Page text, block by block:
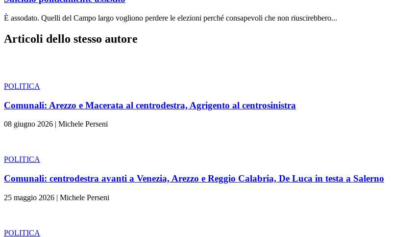
È assodato. Quelli del Campo largo vogliono perdere le elezioni perché consapevoli che non riuscirebbero...
Articoli dello stesso autore
POLITICA
Comunali: Arezzo e Macerata al centrodestra, Agrigento al centrosinistra
08 giugno 2026 | Michele Perseni
POLITICA
Comunali: centrodestra avanti a Venezia, Arezzo e Reggio Calabria, De Luca in testa a Salerno
25 maggio 2026 | Michele Perseni
POLITICA